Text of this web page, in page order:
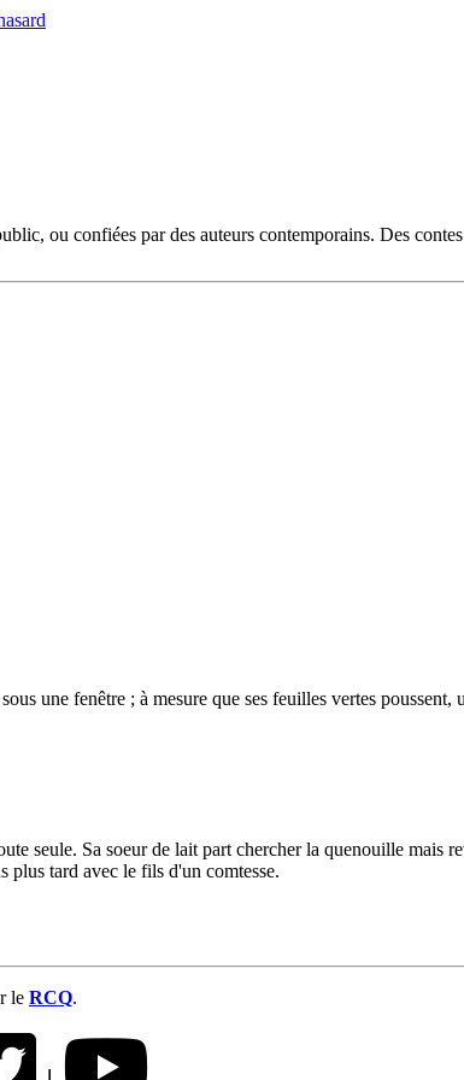
ou confiées par des auteurs contemporains. Des
une fenêtre ; à mesure que ses feuilles vertes poussent,
seule. Sa soeur de lait part chercher la quenouille mais
plus tard avec le fils d'un comtesse.
le RCQ.